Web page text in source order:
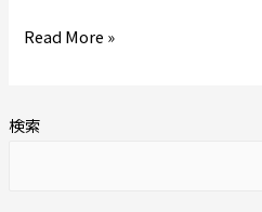
検索
し
Read More »